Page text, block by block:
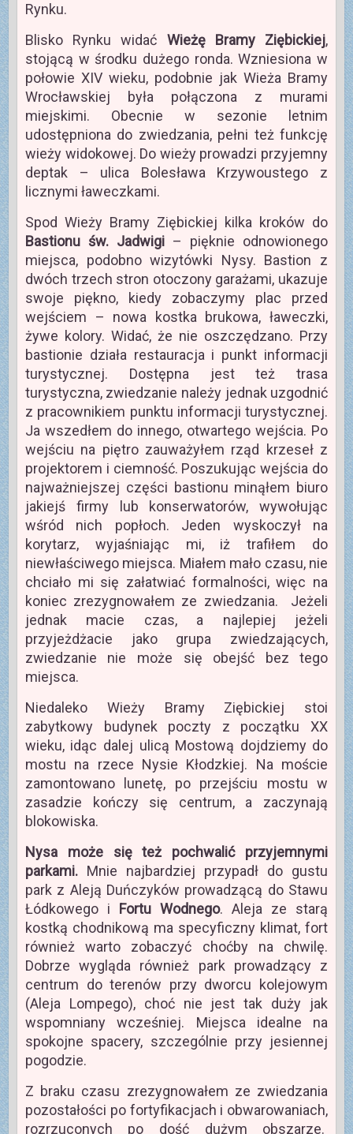
Rynku.
Blisko Rynku widać Wieżę Bramy Ziębickiej,
stojącą w środku dużego ronda. Wzniesiona w
połowie XIV wieku, podobnie jak Wieża Bramy
Wrocławskiej była połączona z murami
miejskimi. Obecnie w sezonie letnim
udostępniona do zwiedzania, pełni też funkcję
wieży widokowej. Do wieży prowadzi przyjemny
deptak – ulica Bolesława Krzywoustego z
licznymi ławeczkami.
Spod Wieży Bramy Ziębickiej kilka kroków do
Bastionu św. Jadwigi– pięknie odnowionego
miejsca, podobno wizytówki Nysy. Bastion z
dwóch trzech stron otoczony garażami, ukazuje
swoje piękno, kiedy zobaczymy plac przed
wejściem – nowa kostka brukowa, ławeczki,
żywe kolory. Widać, że nie oszczędzano. Przy
bastionie działa restauracja i punkt informacji
turystycznej. Dostępna jest też trasa
turystyczna, zwiedzanie należy jednak uzgodnić
z pracownikiem punktu informacji turystycznej.
Ja wszedłem do innego, otwartego wejścia. Po
wejściu na piętro zauważyłem rząd krzeseł z
projektorem i ciemność. Poszukując wejścia do
najważniejszej części bastionu minąłem biuro
jakiejś firmy lub konserwatorów, wywołując
wśród nich popłoch. Jeden wyskoczył na
korytarz, wyjaśniając mi, iż trafiłem do
niewłaściwego miejsca. Miałem mało czasu, nie
chciało mi się załatwiać formalności, więc na
koniec zrezygnowałem ze zwiedzania. Jeżeli
jednak macie czas, a najlepiej jeżeli
przyjeżdżacie jako grupa zwiedzających,
zwiedzanie nie może się obejść bez tego
miejsca.
Niedaleko Wieży Bramy Ziębickiej stoi
zabytkowy budynek poczty z początku XX
wieku, idąc dalej ulicą Mostową dojdziemy do
mostu na rzece Nysie Kłodzkiej. Na moście
zamontowano lunetę, po przejściu mostu w
zasadzie kończy się centrum, a zaczynają
blokowiska.
Nysa może się też pochwalić przyjemnymi
parkami.Mnie najbardziej przypadł do gustu
park z Aleją Duńczyków prowadzącą do Stawu
Łódkowego i Fortu Wodnego. Aleja ze starą
kostką chodnikową ma specyficzny klimat, fort
również warto zobaczyć choćby na chwilę.
Dobrze wygląda również park prowadzący z
centrum do terenów przy dworcu kolejowym
(Aleja Lompego), choć nie jest tak duży jak
wspomniany wcześniej. Miejsca idealne na
spokojne spacery, szczególnie przy jesiennej
pogodzie.
Z braku czasu zrezygnowałem ze zwiedzania
pozostałości po fortyfikacjach i obwarowaniach,
rozrzuconych po dość dużym obszarze.